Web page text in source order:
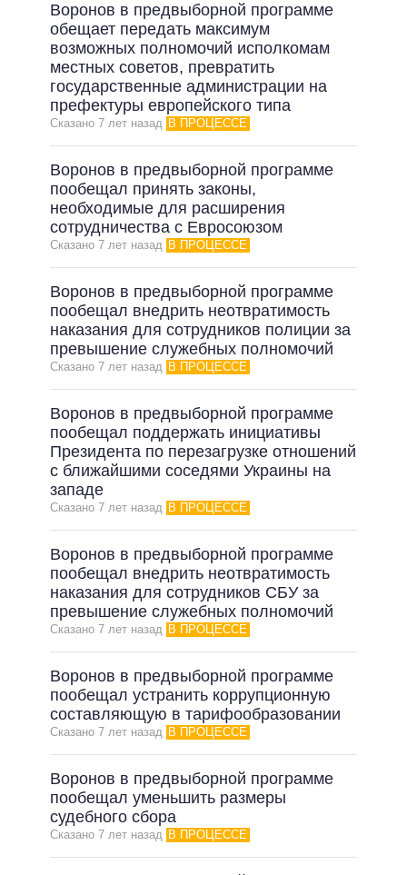
Воронов в предвыборной программе
обещает передать максимум
возможных полномочий исполкомам
местных советов, превратить
государственные администрации на
префектуры европейского типа
Сказано 7 лет назад В ПРОЦЕССЕ
Воронов в предвыборной программе
пообещал принять законы,
необходимые для расширения
сотрудничества с Евросоюзом
Сказано 7 лет назад В ПРОЦЕССЕ
Воронов в предвыборной программе
пообещал внедрить неотвратимость
наказания для сотрудников полиции за
превышение служебных полномочий
Сказано 7 лет назад В ПРОЦЕССЕ
Воронов в предвыборной программе
пообещал поддержать инициативы
Президента по перезагрузке отношений
с ближайшими соседями Украины на
западе
Сказано 7 лет назад В ПРОЦЕССЕ
Воронов в предвыборной программе
пообещал внедрить неотвратимость
наказания для сотрудников СБУ за
превышение служебных полномочий
Сказано 7 лет назад В ПРОЦЕССЕ
Воронов в предвыборной программе
пообещал устранить коррупционную
составляющую в тарифообразовании
Сказано 7 лет назад В ПРОЦЕССЕ
Воронов в предвыборной программе
пообещал уменьшить размеры
судебного сбора
Сказано 7 лет назад В ПРОЦЕССЕ